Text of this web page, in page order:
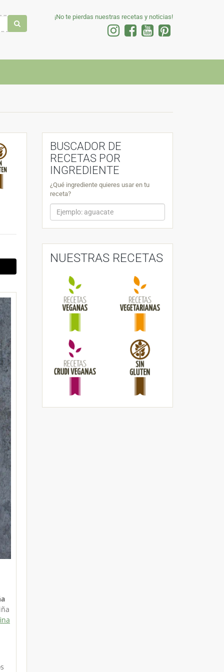
¡No te pierdas nuestras recetas y noticias!
BUSCADOR DE
RECETAS POR
INGREDIENTE
¿Qué ingrediente quieres usar en tu
receta?
NUESTRAS RECETAS